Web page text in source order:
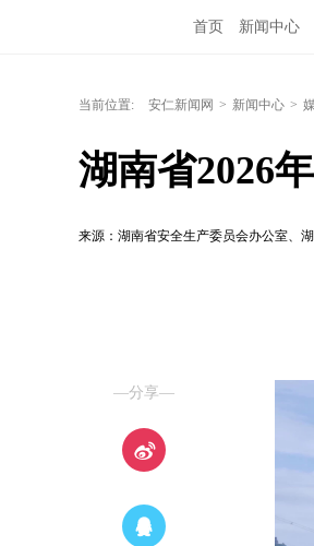
首页 新闻中心
当前位置: 安仁新闻网 > 新闻中心 >
湖南省2026
来源：湖南省安全生产委员会办公室、
—分享—